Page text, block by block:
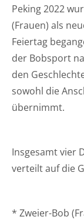
Peking 2022
(Frauen) als
Feiertag
der Bobsport
den
sowohl die
übernimmt.
Insgesamt vier
verteilt auf die
* Zweier-Bob